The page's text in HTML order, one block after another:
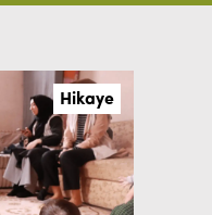
Hikaye